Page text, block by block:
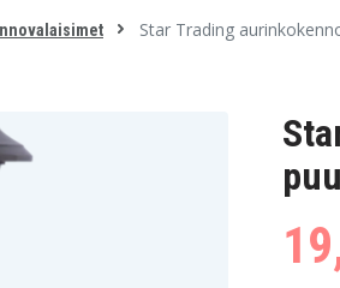
Star Trading